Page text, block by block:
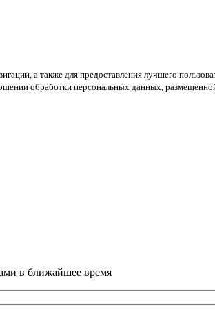
а также для предоставления лучшего
обработки персональных данных,
в ближайшее время